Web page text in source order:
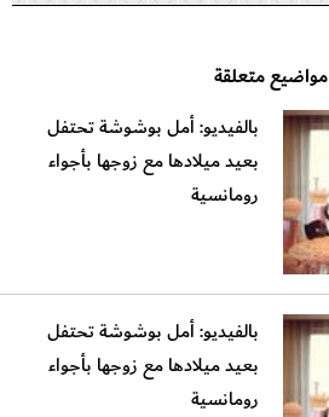
مواضيع متعلقة
بالفيديو: أمل بوشوشة تحتفل
بعيد ميلادها مع زوجها بأجواء
رومانسية
بالفيديو: أمل بوشوشة تحتفل
بعيد ميلادها مع زوجها بأجواء
رومانسية